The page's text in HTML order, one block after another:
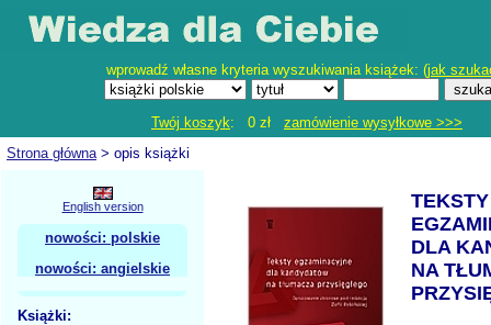
wprowadź własne kryteria wyszukiwania książek: (jak
Twój koszyk: 0 zł zamówienie wysyłkowe >>>
Strona główna> opis książki
English version
nowości: polskie
nowości: angielskie
Książki:
TEKSTY
DLA
NA